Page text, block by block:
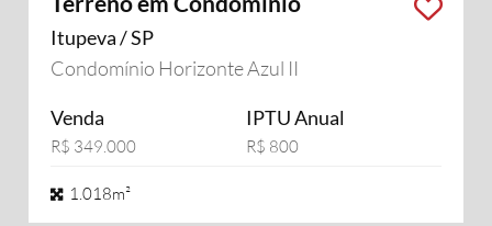
Itupeva / SP
Condomínio Horizonte Azul II
Venda
R$ 349.000
IPTU Anual
R$ 800
1.018m²